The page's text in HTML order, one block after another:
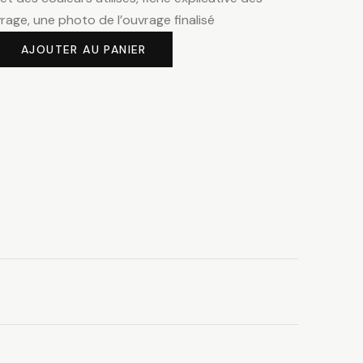
une photo de l’ouvrage finalisé
AJOUTER AU PANIER